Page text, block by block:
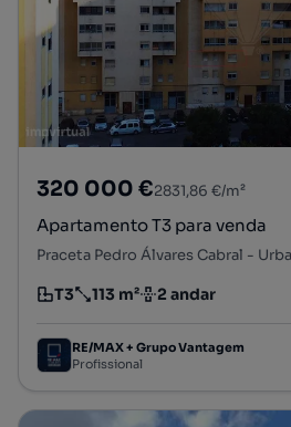
320 000 €2831,86 €/m²
Apartamento T3 para venda
Tipologia
T3
Preço por metro quadrado
113 m²
Andar 2 andar
RE/MAX + Grupo Vantagem
Profissional